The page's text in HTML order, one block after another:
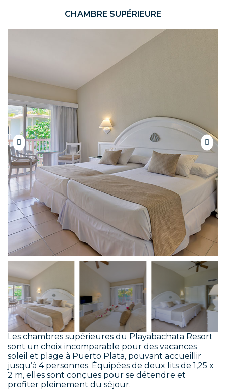
CHAMBRE SUPÉRIEURE
Les chambres supérieures du Playabachata Resort
sont un choix incomparable pour des vacances
soleil et plage à Puerto Plata, pouvant accueillir
jusqu’à 4 personnes. Équipées de deux lits de 1,25 x
2 m, elles sont conçues pour se détendre et
profiter pleinement du séjour.